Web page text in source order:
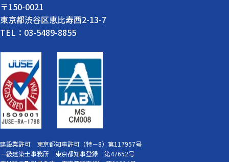
〒150-0021
東京都渋谷区恵比寿西2-13-7
TEL：03-5489-8855
建設業許可 東京都知事許可（特－8）第117957号
一級建築士事務所 東京都知事登録 第47652号